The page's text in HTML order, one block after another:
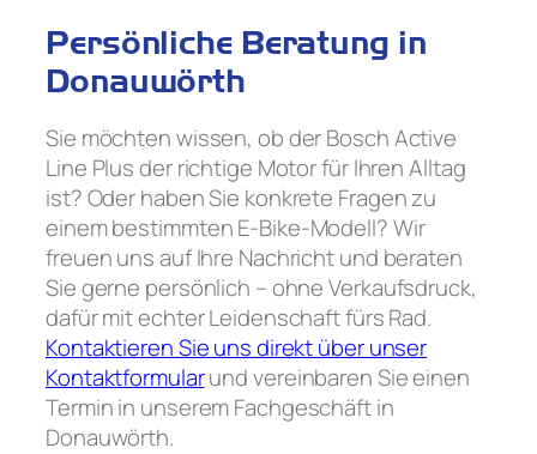
Persönliche Beratung in
Donauwörth
Sie möchten wissen, ob der Bosch Active
Line Plus der richtige Motor für Ihren Alltag
ist? Oder haben Sie konkrete Fragen zu
einem bestimmten E-Bike-Modell? Wir
freuen uns auf Ihre Nachricht und beraten
Sie gerne persönlich – ohne Verkaufsdruck,
dafür mit echter Leidenschaft fürs Rad.
Kontaktieren Sie uns direkt über unser
Kontaktformularund vereinbaren Sie einen
Termin in unserem Fachgeschäft in
Donauwörth.